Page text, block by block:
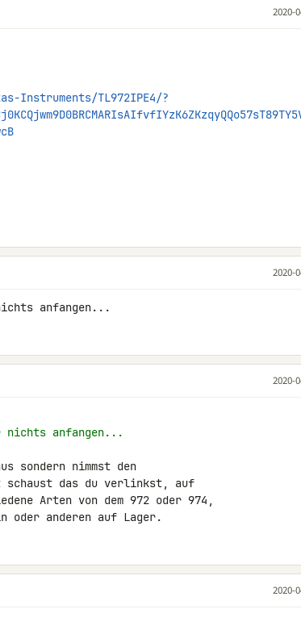
2020-
Instruments/TL972IPE4/?
2020-
anfangen...
2020-
anfangen...
sondern nimmst den
schaust das du verlinkst, auf
Arten von dem 972 oder 974,
oder anderen auf Lager.
2020-